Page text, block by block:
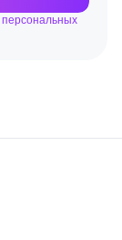
персональных